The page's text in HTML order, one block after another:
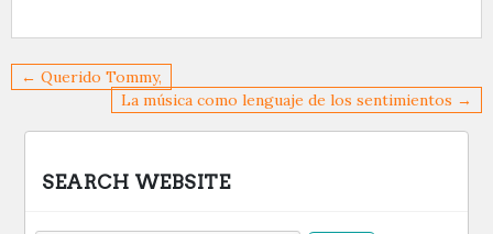
Navegación
entradas
← Querido Tommy,
La música como lenguaje de los sentimientos →
SEARCH WEBSITE